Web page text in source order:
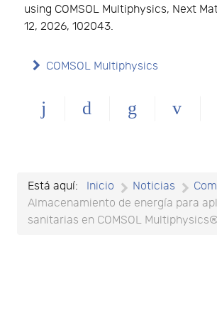
using COMSOL Multiphysics, Next
12, 2026, 102043.
COMSOL Multiphysics
Está aquí: Inicio Noticias
Almacenamiento de energía para
sanitarias en COMSOL